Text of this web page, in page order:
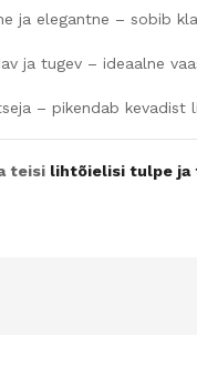
ja elegantne – sobib
ja tugev – ideaalne
– pikendab kevadist
teisi lihtõielisi tulpe ja